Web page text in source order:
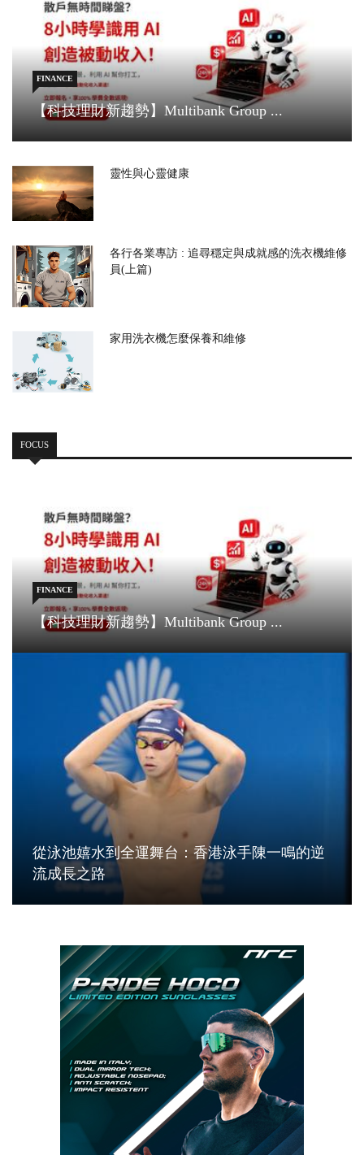
FINANCE
【科技理財新趨勢】Multibank Group ...
靈性與心靈健康
各行各業專訪 : 追尋穩定與成就感的洗衣機維修
員(上篇)
家用洗衣機怎麼保養和維修
FOCUS
FINANCE
【科技理財新趨勢】Multibank Group ...
從泳池嬉水到全運舞台：香港泳手陳一鳴的逆
流成長之路